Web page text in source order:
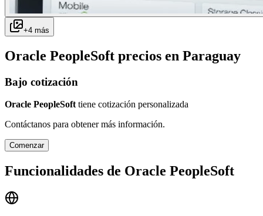
+4 más
Oracle PeopleSoft precios en Paraguay
Bajo cotización
Oracle PeopleSoft tiene cotización personalizada
Contáctanos para obtener más información.
Comenzar
Funcionalidades de Oracle PeopleSoft